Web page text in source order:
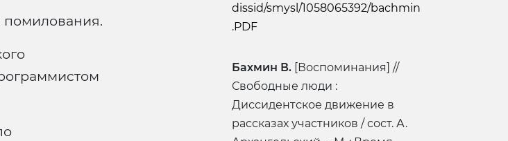
помилования.
dissid/smysl/1058065392/bachmin
.PDF
Бахмин В. [Воспоминания] //
Свободные люди :
Диссидентское движение в
рассказах участников / сост. А.